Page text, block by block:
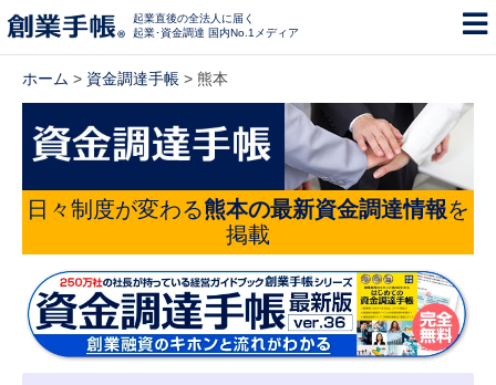
起業直後の全法人に届く
起業･資金調達 国内No.1メディア
ホーム > 資金調達手帳 > 熊本
日々制度が変わる熊本の最新資金調達情報を
掲載